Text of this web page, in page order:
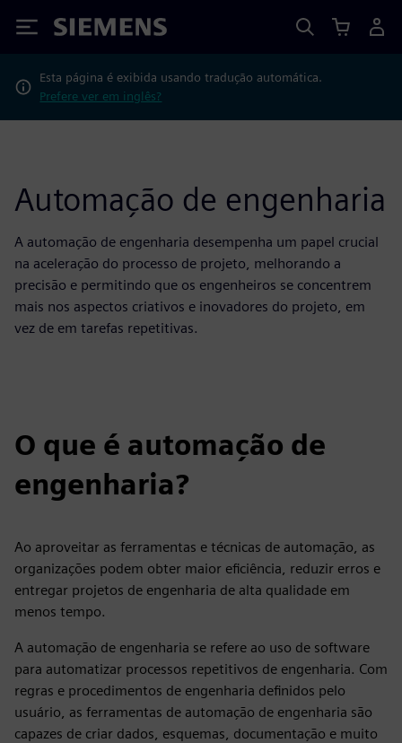
Siemens
Esta página é exibida usando tradução automática.
Prefere ver em inglês?
Automação de engenharia
A automação de engenharia desempenha um papel crucial
na aceleração do processo de projeto, melhorando a
precisão e permitindo que os engenheiros se concentrem
mais nos aspectos criativos e inovadores do projeto, em
vez de em tarefas repetitivas.
O que é automação de
engenharia?
Ao aproveitar as ferramentas e técnicas de automação, as
organizações podem obter maior eficiência, reduzir erros e
entregar projetos de engenharia de alta qualidade em
menos tempo.
A automação de engenharia se refere ao uso de software
para automatizar processos repetitivos de engenharia. Com
regras e procedimentos de engenharia definidos pelo
usuário, as ferramentas de automação de engenharia são
capazes de criar dados, esquemas, documentação e muito